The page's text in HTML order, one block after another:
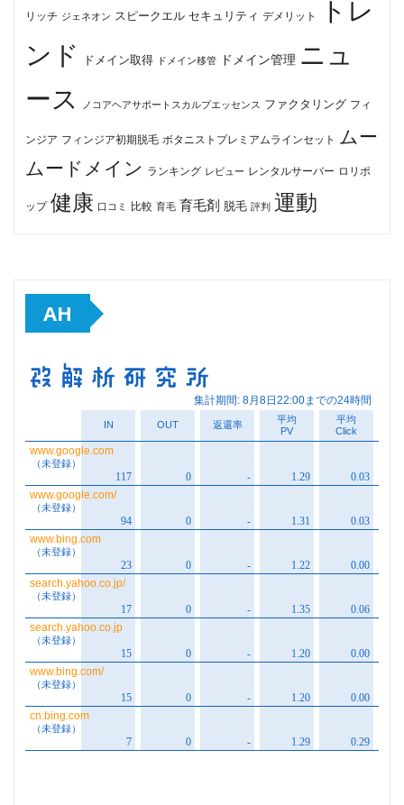
リッチ ジェネオン スピークエル セキュリティ デメリット
トレ
ンド
ドメイン取得 ドメイン移管 ドメイン管理 ニュ
ース
ノコアヘアサポートスカルプエッセンス ファクタリング フィ
ンジア フィンジア初期脱毛 ボタニストプレミアムラインセット ムー
ムードメイン ランキング レビュー レンタルサーバー ロリポ
ップ 健康 口コミ 比較 育毛 育毛剤 脱毛 評判 運動
AH